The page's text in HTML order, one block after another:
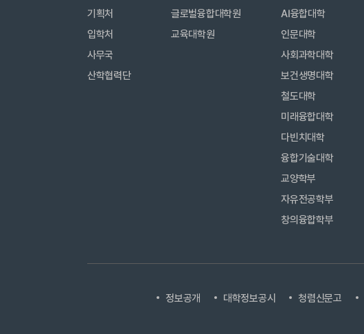
기획처
입학처
사무국
산학협력단
글로벌융합대학원
교육대학원
AI융합대학
인문대학
사회과학대학
보건생명대학
철도대학
미래융합대학
다빈치대학
융합기술대학
교양학부
자유전공학부
창의융합학부
정보공개 대학정보공시 청렴신문고